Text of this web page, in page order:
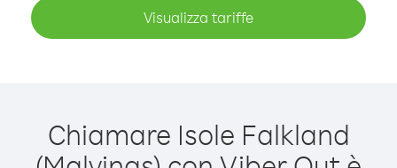
Visualizza tariffe
Chiamare Isole Falkland